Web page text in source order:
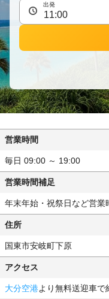
出発
営業時間
毎日 09:00 ～ 19:00
営業時間補足
年末年始・祝祭日など営業
住所
国東市安岐町下原
アクセス
大分空港より無料送迎車で